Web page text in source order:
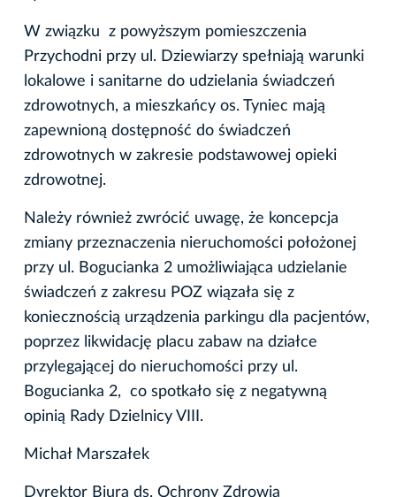
W związku z powyższym pomieszczenia
Przychodni przy ul. Dziewiarzy spełniają warunki
lokalowe i sanitarne do udzielania świadczeń
zdrowotnych, a mieszkańcy os. Tyniec mają
zapewnioną dostępność do świadczeń
zdrowotnych w zakresie podstawowej opieki
zdrowotnej.
Należy również zwrócić uwagę, że koncepcja
zmiany przeznaczenia nieruchomości położonej
przy ul. Bogucianka 2 umożliwiająca udzielanie
świadczeń z zakresu POZ wiązała się z
koniecznością urządzenia parkingu dla pacjentów,
poprzez likwidację placu zabaw na działce
przylegającej do nieruchomości przy ul.
Bogucianka 2, co spotkało się z negatywną
opinią Rady Dzielnicy VIII.
Michał Marszałek
Dyrektor Biura ds. Ochrony Zdrowia